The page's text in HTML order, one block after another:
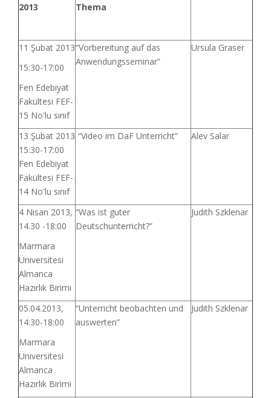
2013 Thema
11 Şubat 2013
15:30-17:00
Fen Edebiyat
Fakültesi FEF-
15 No'lu sınıf
“Vorbereitung auf das
Anwendungsseminar”
Ursula Graser
13 Şubat 2013
15:30-17:00
Fen Edebiyat
Fakültesi FEF-
14 No'lu sınıf
“Video im DaF Unterricht” Alev Salar
4 Nisan 2013,
14.30 -18:00
Marmara
Üniversitesi
Almanca
Hazırlık Birimi
“Was ist guter
Deutschunterricht?”
Judith Szklenar
05.04.2013,
14:30-18:00
Marmara
Üniversitesi
Almanca
Hazırlık Birimi
“Unterricht beobachten und
auswerten”
Judith Szklenar